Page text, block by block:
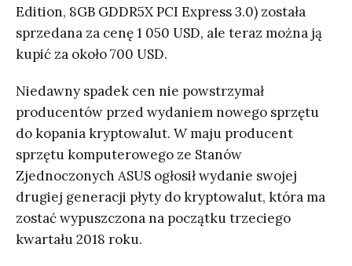
Edition, 8GB GDDR5X PCI Express 3.0) została
sprzedana za cenę 1 050 USD, ale teraz można ją
kupić za około 700 USD.
Niedawny spadek cen nie powstrzymał
producentów przed wydaniem nowego sprzętu
do kopania kryptowalut. W maju producent
sprzętu komputerowego ze Stanów
Zjednoczonych ASUS ogłosił wydanie swojej
drugiej generacji płyty do kryptowalut, która ma
zostać wypuszczona na początku trzeciego
kwartału 2018 roku.